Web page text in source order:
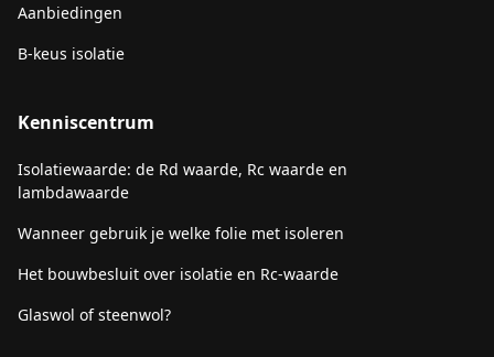
Aanbiedingen
B-keus isolatie
Kenniscentrum
Isolatiewaarde: de Rd waarde, Rc waarde en
lambdawaarde
Wanneer gebruik je welke folie met isoleren
Het bouwbesluit over isolatie en Rc-waarde
Glaswol of steenwol?